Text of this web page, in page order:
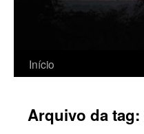
Início
Arquivo da tag: